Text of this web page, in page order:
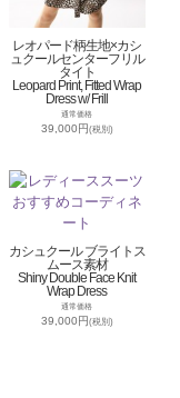
レオパード柄生地×カシ
ュクールセンターフリル
タイト
Leopard Print, Fitted Wrap
Dress w/ Frill
通常価格
39,000円(税別)
カシュクール ブライトス
ムース素材
Shiny Double Face Knit
Wrap Dress
通常価格
39,000円(税別)